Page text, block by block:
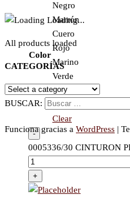
Color
Negro
Marrón
Cuero
Rojo
Marino
Verde
Blanco
Burdeos
Clear
-
0005336/30 CINTURON
+
Loading...
All products loaded
CATEGORÍAS
BUSCAR:
Funciona gracias a WordPress |